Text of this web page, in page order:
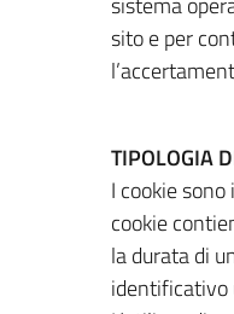
sito e per
TIPOLOGIA
I cookie
cookie
la durata di
identificativo